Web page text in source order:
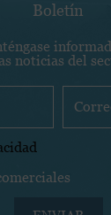
Boletín
noticias del
e